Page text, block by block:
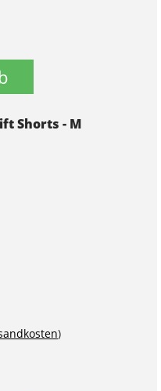
Shorts - M
)